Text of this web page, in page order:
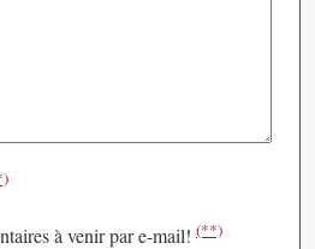
à venir par e-mail! (**)